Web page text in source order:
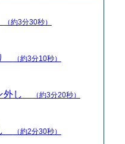
（約3分30秒）
（約3分10秒）
外し （約3分20秒）
（約2分30秒）